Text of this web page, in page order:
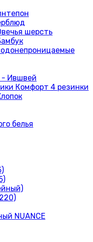
шерсть
- Ившвей
Комфорт 4 резинки
белья
NUANCE